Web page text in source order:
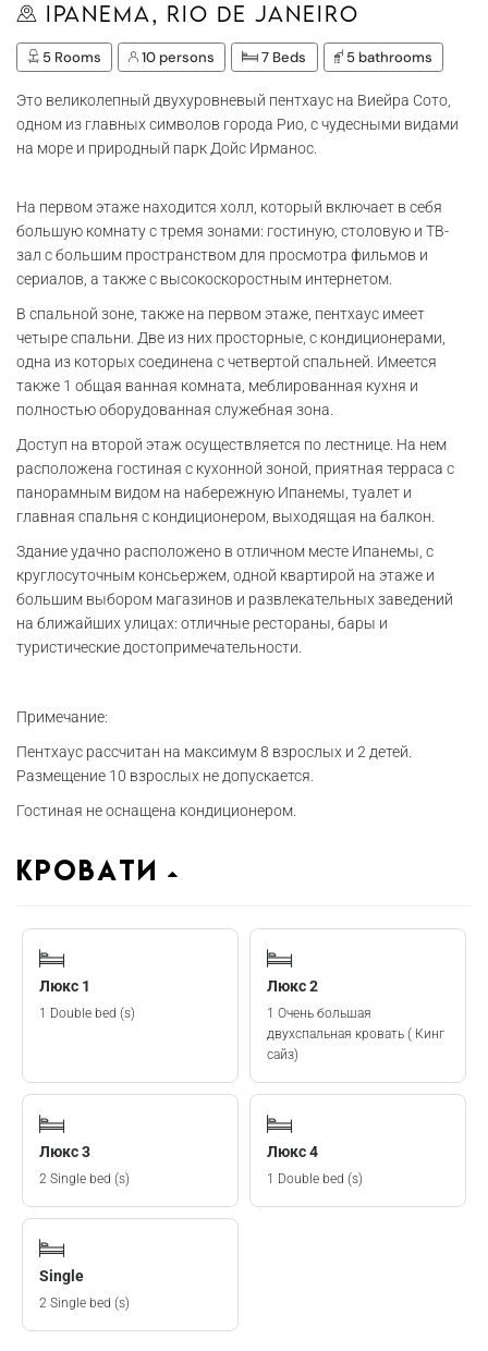
Ipanema, Rio de Janeiro
5 Rooms 10 persons 7 Beds 5 bathrooms
Это великолепный двухуровневый пентхаус на Виейра Сото,
одном из главных символов города Рио, с чудесными видами
на море и природный парк Дойс Ирманос.
На первом этаже находится холл, который включает в себя
большую комнату с тремя зонами: гостиную, столовую и ТВ-
зал с большим пространством для просмотра фильмов и
сериалов, а также с высокоскоростным интернетом.
В спальной зоне, также на первом этаже, пентхаус имеет
четыре спальни. Две из них просторные, с кондиционерами,
одна из которых соединена с четвертой спальней. Имеется
также 1 общая ванная комната, меблированная кухня и
полностью оборудованная служебная зона.
Доступ на второй этаж осуществляется по лестнице. На нем
расположена гостиная с кухонной зоной, приятная терраса с
панорамным видом на набережную Ипанемы, туалет и
главная спальня с кондиционером, выходящая на балкон.
Здание удачно расположено в отличном месте Ипанемы, с
круглосуточным консьержем, одной квартирой на этаже и
большим выбором магазинов и развлекательных заведений
на ближайших улицах: отличные рестораны, бары и
туристические достопримечательности.
Примечание:
Пентхаус рассчитан на максимум 8 взрослых и 2 детей.
Размещение 10 взрослых не допускается.
Гостиная не оснащена кондиционером.
Кровати
Люкс 1
1 Double bed (s)
Люкс 2
1 Очень большая
двухспальная кровать ( Кинг
сайз)
Люкс 3
2 Single bed (s)
Люкс 4
1 Double bed (s)
Single
2 Single bed (s)